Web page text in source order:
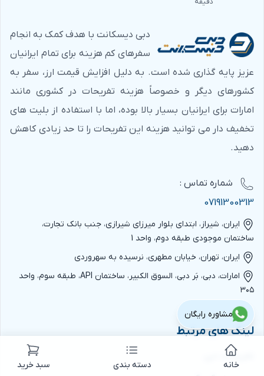
دقیقه
دبی دیسکانت با هدف کمک به انجام
سفرهای کم هزینه برای تمام ایرانیان
عزیز پایه گذاری شده است. به دلیل افزایش قیمت ارز، سفر به
کشورهای دیگر و خصوصاً هزینه تفریحات در کشوری مانند
امارات برای ایرانیان بسیار بالا بوده، اما با استفاده از بلیت های
تخفیف دار می توانید هزینه این تفریحات را تا حد زیادی کاهش
دهید.
شماره‌ تماس :
07191300313
ایران، شیراز، ابتدای بلوار میرزای شیرازی، جنب بانک تجارت،
ساختمان موجودی طبقه دوم، واحد 1
ایران، تهران، خیابان مطهری، نرسیده به سهروردی
امارات، دبی، بَر دبی، السوق الکبیر، ساختمان API، طبقه سوم، واحد
۳۰۵
لینک های مرتبط
تفریحات دبی
مشاوره رایگان
خانه دسته بندی سبد خرید